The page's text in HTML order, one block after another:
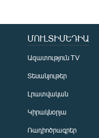
ՄՈՒԼՏԻՄԵԴԻԱ
Ազատություն TV
Տեսանյութեր
Լրատվական
Կիրակնօրյա
Ռադիոծրագրեր